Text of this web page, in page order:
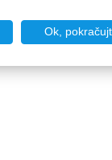
Ok,